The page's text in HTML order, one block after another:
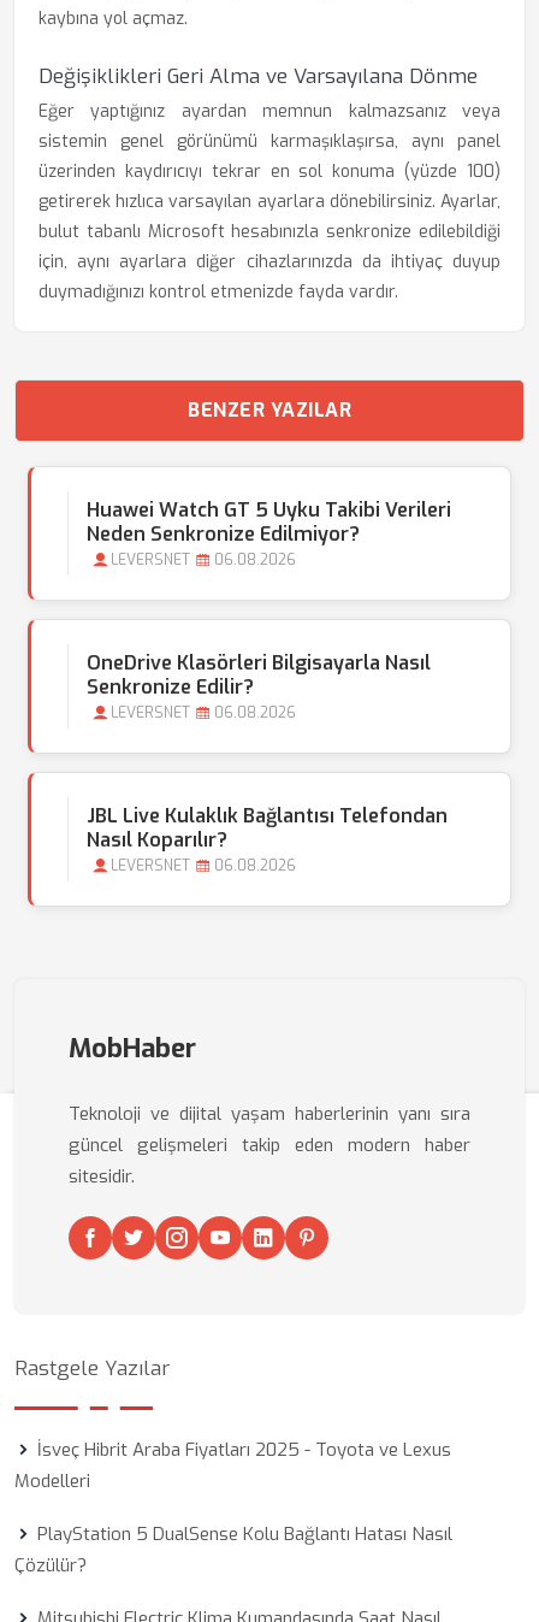
kaybına yol açmaz.
Değişiklikleri Geri Alma ve Varsayılana Dönme
Eğer yaptığınız ayardan memnun kalmazsanız veya
sistemin genel görünümü karmaşıklaşırsa, aynı panel
üzerinden kaydırıcıyı tekrar en sol konuma (yüzde 100)
getirerek hızlıca varsayılan ayarlara dönebilirsiniz. Ayarlar,
bulut tabanlı Microsoft hesabınızla senkronize edilebildiği
için, aynı ayarlara diğer cihazlarınızda da ihtiyaç duyup
duymadığınızı kontrol etmenizde fayda vardır.
BENZER YAZILAR
Huawei Watch GT 5 Uyku Takibi Verileri
Neden Senkronize Edilmiyor?
LEVERSNET 06.08.2026
OneDrive Klasörleri Bilgisayarla Nasıl
Senkronize Edilir?
LEVERSNET 06.08.2026
JBL Live Kulaklık Bağlantısı Telefondan
Nasıl Koparılır?
LEVERSNET 06.08.2026
MobHaber
Teknoloji ve dijital yaşam haberlerinin yanı sıra
güncel gelişmeleri takip eden modern haber
sitesidir.
Rastgele Yazılar
İsveç Hibrit Araba Fiyatları 2025 - Toyota ve Lexus
Modelleri
PlayStation 5 DualSense Kolu Bağlantı Hatası Nasıl
Çözülür?